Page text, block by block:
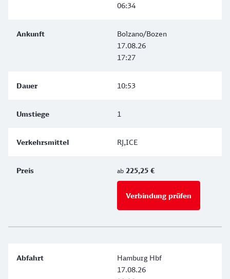
06:34
Bolzano/Bozen
17.08.26
17:27
10:53
1
RJ,ICE
ab 225,25 €
Verbindung prüfen
Hamburg Hbf
17.08.26